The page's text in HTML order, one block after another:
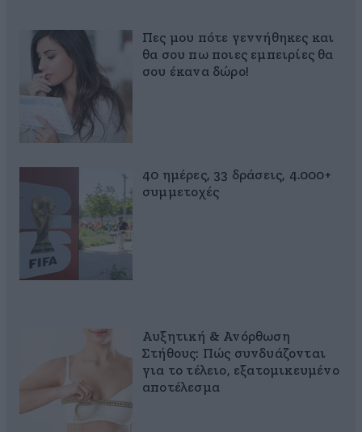
Πες μου πότε γεννήθηκες και
θα σου πω ποιες εμπειρίες θα
σου έκανα δώρο!
40 ημέρες, 33 δράσεις, 4.000+
συμμετοχές
Αυξητική & Ανόρθωση
Στήθους: Πώς συνδυάζονται
για το τέλειο, εξατομικευμένο
αποτέλεσμα